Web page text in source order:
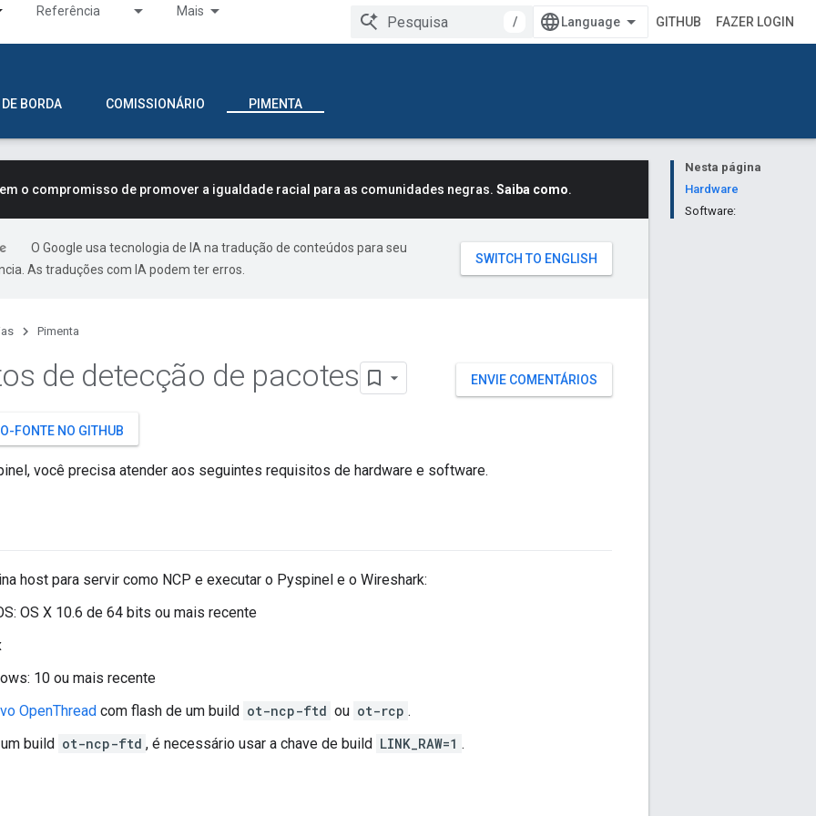
Referência Mais
/ GITHUB FAZER LOGIN
BORDA COMISSIONÁRIO PIMENTA
Nesta página
Hardware
Software:
o compromisso de promover a igualdade racial para as comunidades negras. Saiba como.
O Google usa tecnologia de IA na tradução de conteúdos para seu
As traduções com IA podem ter erros.
Pimenta
ENVIE COMENTÁRIOS
de detecção de pacotes
FONTE NO GITHUB
você precisa atender aos seguintes requisitos de hardware e software.
host para servir como NCP e executar o Pyspinel e o Wireshark:
OS X 10.6 de 64 bits ou mais recente
10 ou mais recente
OpenThread com flash de um build ot-ncp-ftd ou ot-rcp .
build ot-ncp-ftd , é necessário usar a chave de build LINK_RAW=1 .